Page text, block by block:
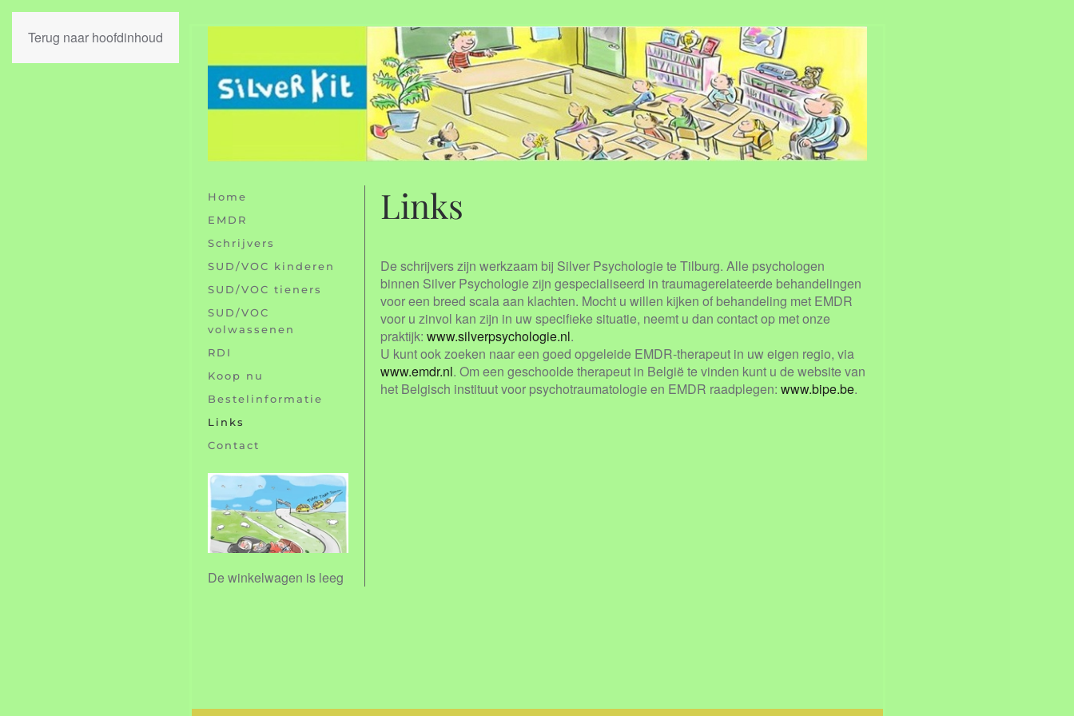
Terug naar hoofdinhoud
Links
De schrijvers zijn werkzaam bij Silver Psychologie te Tilburg. Alle psychologen
binnen Silver Psychologie zijn gespecialiseerd in traumagerelateerde behandelingen
voor een breed scala aan klachten. Mocht u willen kijken of behandeling met EMDR
voor u zinvol kan zijn in uw specifieke situatie, neemt u dan contact op met onze
praktijk: www.silverpsychologie.nl.
U kunt ook zoeken naar een goed opgeleide EMDR-therapeut in uw eigen regio, via
www.emdr.nl. Om een geschoolde therapeut in België te vinden kunt u de website van
het Belgisch instituut voor psychotraumatologie en EMDR raadplegen: www.bipe.be.
Home
EMDR
Schrijvers
SUD/VOC kinderen
SUD/VOC tieners
SUD/VOC
volwassenen
RDI
Koop nu
Bestelinformatie
Links
Contact
De winkelwagen is leeg